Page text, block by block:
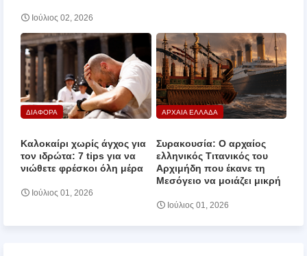
Ιούλιος 02, 2026
ΔΙΑΦΟΡΑ
Καλοκαίρι χωρίς άγχος για
τον ιδρώτα: 7 tips για να
νιώθετε φρέσκοι όλη μέρα
Ιούλιος 01, 2026
ΑΡΧΑΙΑ ΕΛΛΑΔΑ
Συρακουσία: Ο αρχαίος
ελληνικός Τιτανικός του
Αρχιμήδη που έκανε τη
Μεσόγειο να μοιάζει μικρή
Ιούλιος 01, 2026